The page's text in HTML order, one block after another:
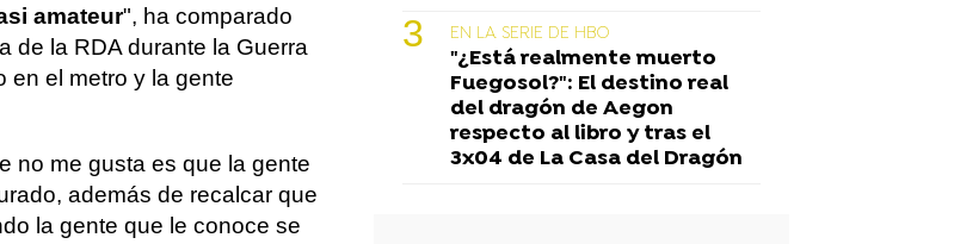
amateur", ha comparado
de la RDA durante la Guerra
en el metro y la gente
no me gusta es que la gente
además de recalcar que
la gente que le conoce se
EN LA SERIE DE HBO
"¿Está realmente muerto
Fuegosol?": El destino real
del dragón de Aegon
respecto al libro y tras el
3x04 de La Casa del Dragón